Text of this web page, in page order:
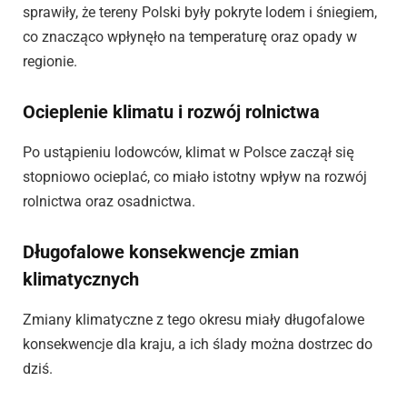
sprawiły, że tereny Polski były pokryte lodem i śniegiem,
co znacząco wpłynęło na temperaturę oraz opady w
regionie.
Ocieplenie klimatu i rozwój rolnictwa
Po ustąpieniu lodowców, klimat w Polsce zaczął się
stopniowo ocieplać, co miało istotny wpływ na rozwój
rolnictwa oraz osadnictwa.
Długofalowe konsekwencje zmian
klimatycznych
Zmiany klimatyczne z tego okresu miały długofalowe
konsekwencje dla kraju, a ich ślady można dostrzec do
dziś.